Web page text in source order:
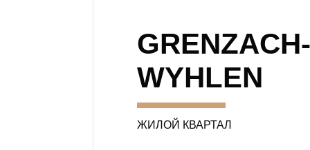
WYHLEN
ЖИЛОЙ КВАРТАЛ